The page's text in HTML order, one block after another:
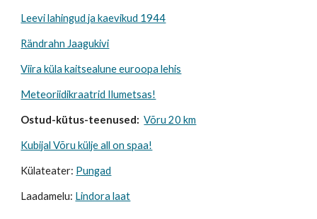
Leevi lahingud ja kaevikud 1944
Rändrahn Jaagukivi
Viira küla kaitsealune euroopa lehis
Meteoriidikraatrid Ilumetsas!
Ostud-kütus-teenused: Võru 20 km
Kubijal Võru külje all on spaa!
Külateater: Pungad
Laadamelu: Lindora laat